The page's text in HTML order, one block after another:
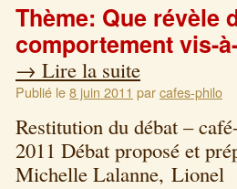
Thème: Que révèle
comportement vis-
→ Lire la suite
Publié le8 juin 2011 parcafes-philo
Restitution du débat –
2011 Débat proposé et
Michelle Lalanne, Lionel